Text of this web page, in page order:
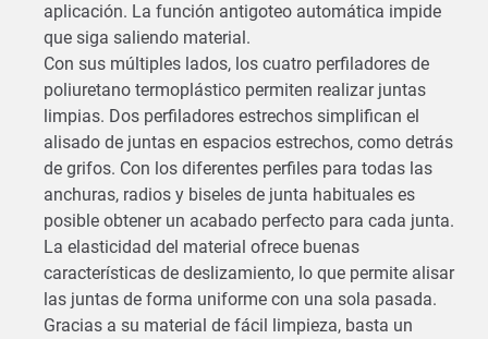
aplicación. La función antigoteo automática impide
que siga saliendo material.
Con sus múltiples lados, los cuatro perfiladores de
poliuretano termoplástico permiten realizar juntas
limpias. Dos perfiladores estrechos simplifican el
alisado de juntas en espacios estrechos, como detrás
de grifos. Con los diferentes perfiles para todas las
anchuras, radios y biseles de junta habituales es
posible obtener un acabado perfecto para cada junta.
La elasticidad del material ofrece buenas
características de deslizamiento, lo que permite alisar
las juntas de forma uniforme con una sola pasada.
Gracias a su material de fácil limpieza, basta un